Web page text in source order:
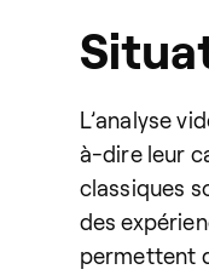
L’analyse
à-dire leur
classiques
des
permettent